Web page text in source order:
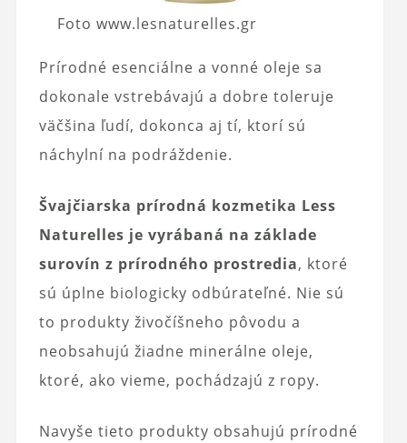
Foto www.lesnaturelles.gr
Prírodné esenciálne a vonné oleje sa
dokonale vstrebávajú a dobre toleruje
väčšina ľudí, dokonca aj tí, ktorí sú
náchylní na podráždenie.
Švajčiarska prírodná kozmetika Less
Naturelles je vyrábaná na základe
surovín z prírodného prostredia, ktoré
sú úplne biologicky odbúrateľné. Nie sú
to produkty živočíšneho pôvodu a
neobsahujú žiadne minerálne oleje,
ktoré, ako vieme, pochádzajú z ropy.
Navyše tieto produkty obsahujú prírodné